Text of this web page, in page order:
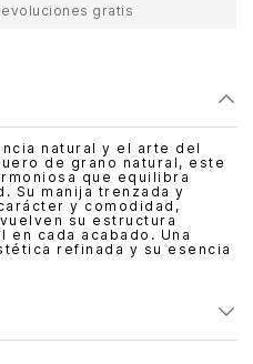
gratis
natural y el arte del
de grano natural, este
que equilibra
Su manija trenzada y
y comodidad,
su estructura
cada acabado. Una
refinada y su esencia